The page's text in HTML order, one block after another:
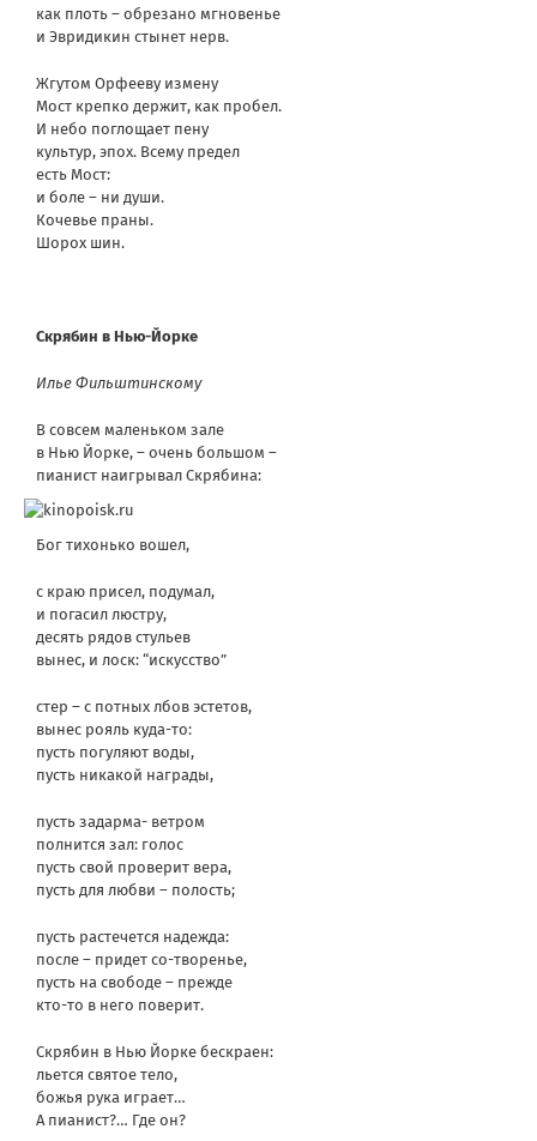
как плоть – обрезано мгновенье
и Эвридикин стынет нерв.
Жгутом Орфееву измену
Мост крепко держит, как пробел.
И небо поглощает пену
культур, эпох. Всему предел
есть Мост:
и боле – ни души.
Кочевье праны.
Шорох шин.
Скрябин в Нью-Йорке
Илье Фильштинскому
В совсем маленьком зале
в Нью Йорке, – очень большом –
пианист наигрывал Скрябина:
Бог тихонько вошел,
с краю присел, подумал,
и погасил люстру,
десять рядов стульев
вынес, и лоск: “искусство”
стер – с потных лбов эстетов,
вынес рояль куда-то:
пусть погуляют воды,
пусть никакой награды,
пусть задарма- ветром
полнится зал: голос
пусть свой проверит вера,
пусть для любви – полость;
пусть растечется надежда:
после – придет со-творенье,
пусть на свободе – прежде
кто-то в него поверит.
Скрябин в Нью Йорке бескраен:
льется святое тело,
божья рука играет…
А пианист?… Где он?